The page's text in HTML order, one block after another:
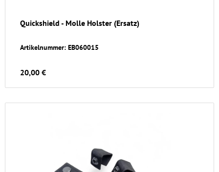
Quickshield - Molle Holster (Ersatz)
Artikelnummer: EB060015
20,00 €